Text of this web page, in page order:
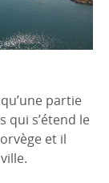
partie
qui s’étend le
et il